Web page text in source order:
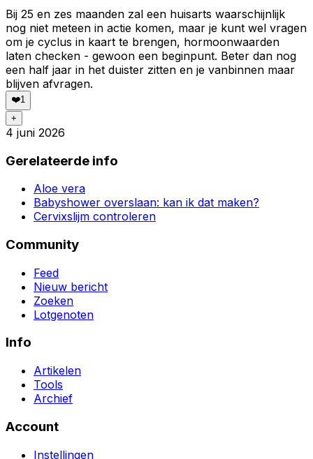
Bij 25 en zes maanden zal een huisarts waarschijnlijk
nog niet meteen in actie komen, maar je kunt wel vragen
om je cyclus in kaart te brengen, hormoonwaarden
laten checken - gewoon een beginpunt. Beter dan nog
een half jaar in het duister zitten en je vanbinnen maar
blijven afvragen.
❤️1
+
4 juni 2026
Gerelateerde info
Aloe vera
Babyshower overslaan: kan ik dat maken?
Cervixslijm controleren
Community
Feed
Nieuw bericht
Zoeken
Lotgenoten
Info
Artikelen
Tools
Archief
Account
Instellingen